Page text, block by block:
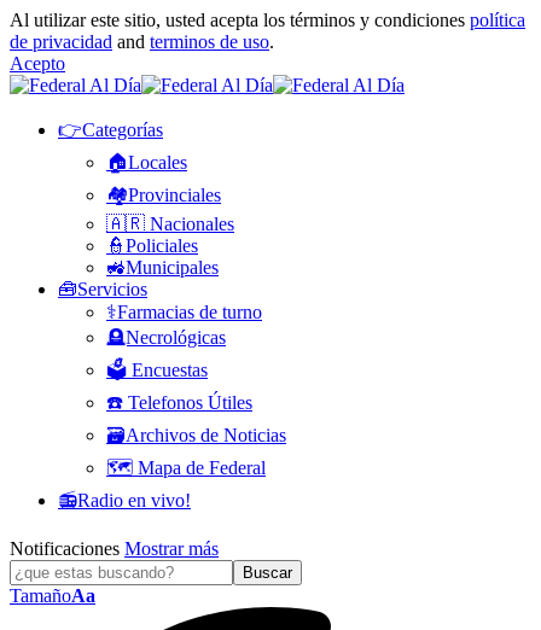
Al utilizar este sitio, usted acepta los términos y condiciones política
de privacidad and terminos de uso.
Acepto
👉Categorías
🏠Locales
🏘️Provinciales
🇦🇷 Nacionales
👮Policiales
🚜Municipales
🧰Servicios
⚕️Farmacias de turno
🪦Necrológicas
🗳️ Encuestas
☎️ Telefonos Útiles
🗃️Archivos de Noticias
🗺️ Mapa de Federal
📻Radio en vivo!
Notificaciones Mostrar más
TamañoAa